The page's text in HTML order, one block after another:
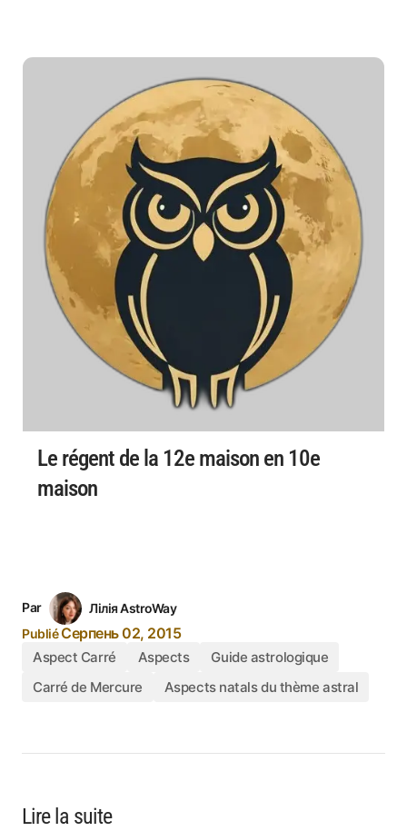
Le régent de la 12e maison en 10e
maison
Par
Лілія AstroWay
PubliéСерпень 02, 2015
Aspect Carré Aspects
Guide astrologique
Carré de Mercure
Aspects natals du thème astral
Lire la suite